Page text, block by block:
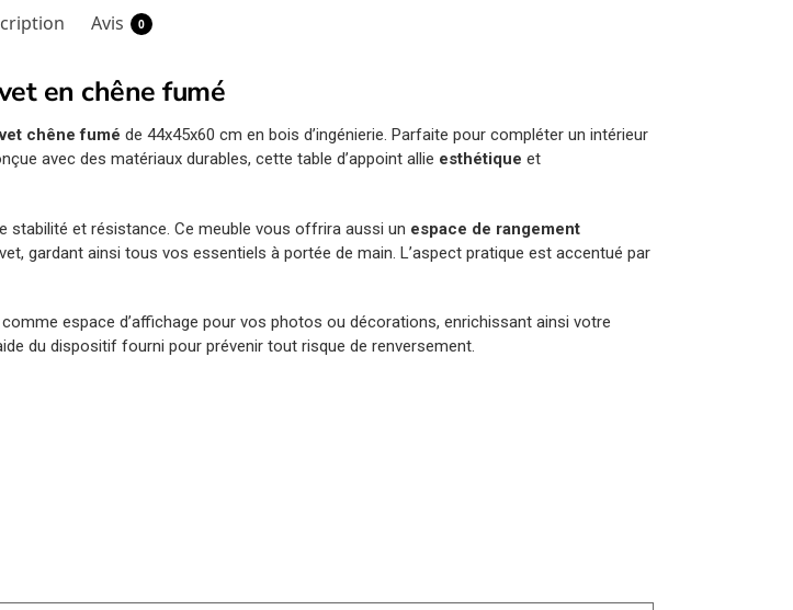
Avis 0
en chêne fumé
chêne fumé de 44x45x60 cm en bois d’ingénierie. Parfaite pour compléter un intérieur
avec des matériaux durables, cette table d’appoint allie esthétique et
stabilité et résistance. Ce meuble vous offrira aussi un espace de rangement
gardant ainsi tous vos essentiels à portée de main. L’aspect pratique est accentué par
espace d’affichage pour vos photos ou décorations, enrichissant ainsi votre
du dispositif fourni pour prévenir tout risque de renversement.